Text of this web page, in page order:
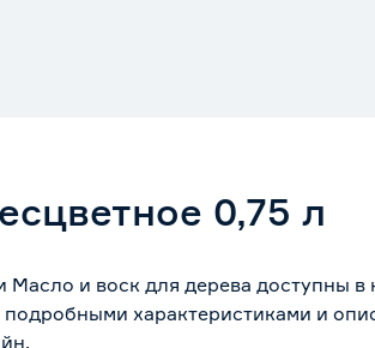
0,75 л
Масло и воск для дерева доступны в
характеристиками и